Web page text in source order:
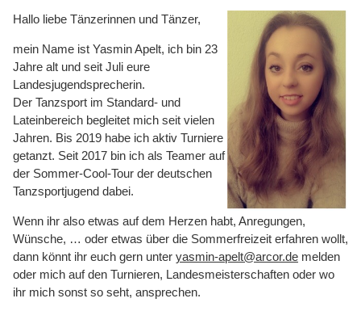
Hallo liebe Tänzerinnen und Tänzer,
mein Name ist Yasmin Apelt, ich bin 23
Jahre alt und seit Juli eure
Landesjugendsprecherin.
Der Tanzsport im Standard- und
Lateinbereich begleitet mich seit vielen
Jahren. Bis 2019 habe ich aktiv Turniere
getanzt. Seit 2017 bin ich als Teamer auf
der Sommer-Cool-Tour der deutschen
Tanzsportjugend dabei.
Wenn ihr also etwas auf dem Herzen habt, Anregungen,
Wünsche, … oder etwas über die Sommerfreizeit erfahren wollt,
dann könnt ihr euch gern unter yasmin-apelt@arcor.de melden
oder mich auf den Turnieren, Landesmeisterschaften oder wo
ihr mich sonst so seht, ansprechen.